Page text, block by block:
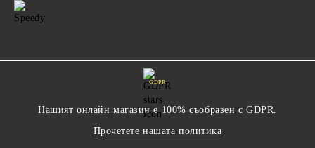
GDPR
Нашият онлайн магазин е 100% съобразен с GDPR.
Прочетете нашата политика